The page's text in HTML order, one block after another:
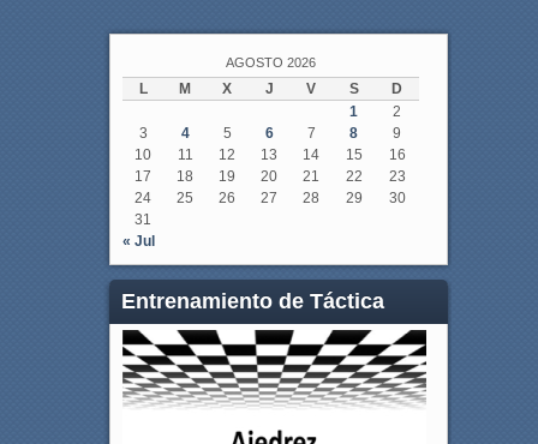
AGOSTO 2026
L M X J V S
D
1
2
3
4 5 6 7 8
9
10
11 12 13 14 15
16
17
18 19 20 21 22
23
24
25 26 27 28 29
30
31
« Jul
Entrenamiento de Táctica